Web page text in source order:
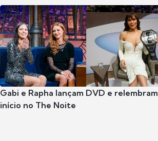
Gabi e Rapha lançam DVD e relembram
início no The Noite